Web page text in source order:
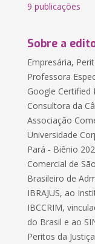
9 publicações
Sobre a
Empresária,
Professora
Google Certified
Consultora da
Associação
Universidade
Pará - Biênio
Comercial de
Brasileiro de
IBRAJUS, ao
IBCCRIM,
do Brasil e ao
Peritos da